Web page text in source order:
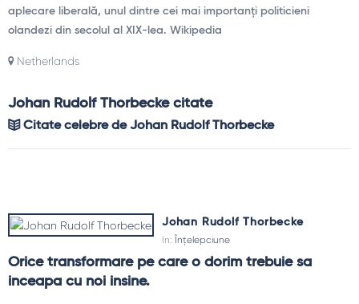
aplecare liberală, unul dintre cei mai importanți politicieni
olandezi din secolul al XIX-lea. Wikipedia
Netherlands
Johan Rudolf Thorbecke citate
Citate celebre de Johan Rudolf Thorbecke
Johan Rudolf Thorbecke
In: Înțelepciune
Orice transformare pe care o dorim trebuie sa
inceapa cu noi insine.